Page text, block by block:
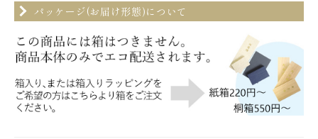
パッケージ(お届け形態)について